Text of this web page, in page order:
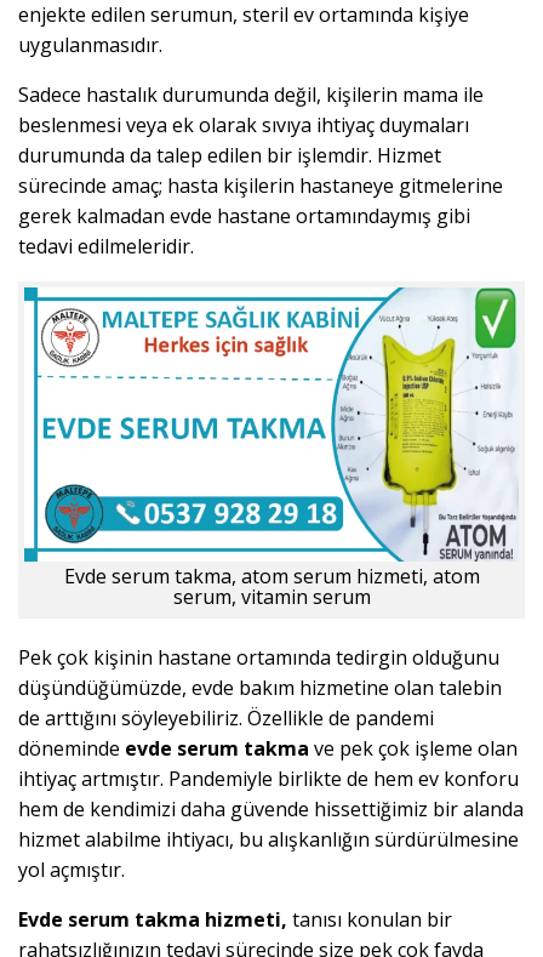
enjekte edilen serumun, steril ev ortamında kişiye
uygulanmasıdır.
Sadece hastalık durumunda değil, kişilerin mama ile
beslenmesi veya ek olarak sıvıya ihtiyaç duymaları
durumunda da talep edilen bir işlemdir. Hizmet
sürecinde amaç; hasta kişilerin hastaneye gitmelerine
gerek kalmadan evde hastane ortamındaymış gibi
tedavi edilmeleridir.
Evde serum takma, atom serum hizmeti, atom
serum, vitamin serum
Pek çok kişinin hastane ortamında tedirgin olduğunu
düşündüğümüzde, evde bakım hizmetine olan talebin
de arttığını söyleyebiliriz. Özellikle de pandemi
döneminde evde serum takma ve pek çok işleme olan
ihtiyaç artmıştır. Pandemiyle birlikte de hem ev konforu
hem de kendimizi daha güvende hissettiğimiz bir alanda
hizmet alabilme ihtiyacı, bu alışkanlığın sürdürülmesine
yol açmıştır.
Evde serum takma hizmeti, tanısı konulan bir
rahatsızlığınızın tedavi sürecinde size pek çok fayda